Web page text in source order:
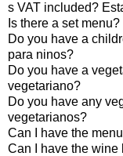
s VAT included?
Is there a set
Do you have a
para ninos?
Do you have a
vegetariano?
Do you have any
vegetarianos?
Can I have the
Can I have the wine